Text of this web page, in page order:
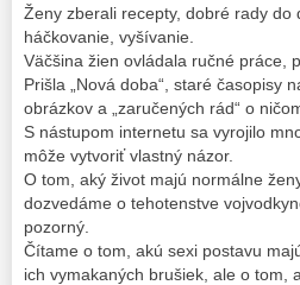
Ženy zberali recepty, dobré rady
háčkovanie, vyšívanie.
Väčšina žien ovládala ručné práce,
Prišla „Nová doba“, staré časopisy
obrázkov a „zaručených rád“ o
S nástupom internetu sa vyrojilo
môže vytvoriť vlastný názor.
O tom, aký život majú normálne
dozvedáme o tehotenstve
pozorný.
Čítame o tom, akú sexi postavu
ich vymakaných brušiek, ale o tom,